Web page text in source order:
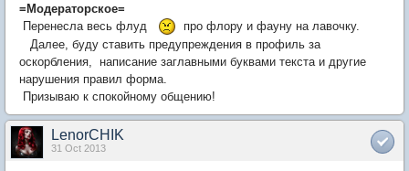
=Модераторское=
Перенесла весь флуд
про флору и фауну на лавочку.
Далее, буду ставить предупреждения в профиль за
оскорбления, написание заглавными буквами текста и другие
нарушения правил форма.
Призываю к спокойному общению!
LenorCHIK
31 Oct 2013